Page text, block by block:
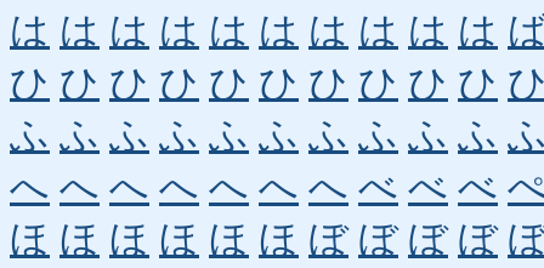
は は は は は は は は は は
ひ ひ ひ ひ ひ ひ ひ ひ ひ ひ
ふ ふ ふ ふ ふ ふ ふ ふ ふ ふ
へ へ へ へ へ へ へ べ べ べ
ほ ほ ほ ほ ほ ほ ぼ ぼ ぼ ぼ